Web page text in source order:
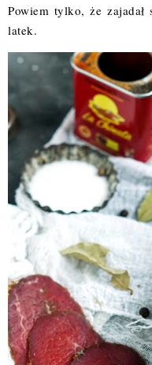
Powiem tylko, że
latek.